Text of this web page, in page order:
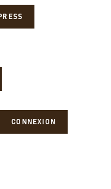
CONNEXION